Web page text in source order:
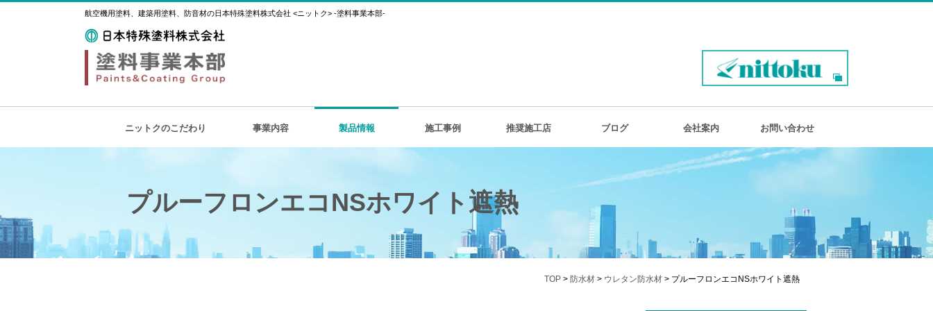
航空機用塗料、建築用塗料、防音材の日本特殊塗料株式会社 <ニットク> -塗料事業本部-
ニットクのこだわり 事業内容 製品情報 施工事例 推奨施工店 ブログ 会社案内 お問い合わせ
プルーフロンエコNSホワイト遮熱
TOP > 防水材 > ウレタン防水材 > プルーフロンエコNSホワイト遮熱